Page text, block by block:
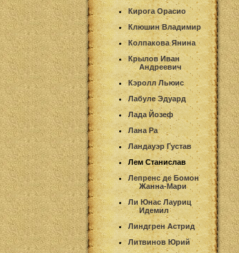
Кирога Орасио
Клюшин Владимир
Колпакова Янина
Крылов Иван
Андреевич
Кэролл Льюис
Лабуле Эдуард
Лада Йозеф
Лана Ра
Ландауэр Густав
Лем Станислав
Лепренс де Бомон
Жанна-Мари
Ли Юнас Лауриц
Идемил
Линдгрен Астрид
Литвинов Юрий